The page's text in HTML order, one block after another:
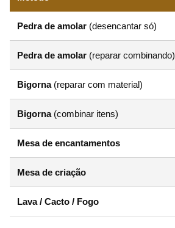
Pedra de amolar (desencantar só)
Pedra de amolar (reparar combinando)
Bigorna(reparar com material)
Bigorna(combinar itens)
Mesa de encantamentos
Mesa de criação
Lava / Cacto / Fogo